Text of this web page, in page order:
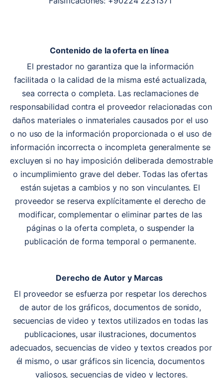
Contenido de la oferta en línea
El prestador no garantiza que la información
facilitada o la calidad de la misma esté actualizada,
sea correcta o completa. Las reclamaciones de
responsabilidad contra el proveedor relacionadas con
daños materiales o inmateriales causados por el uso
o no uso de la información proporcionada o el uso de
información incorrecta o incompleta generalmente se
excluyen si no hay imposición deliberada demostrable
o incumplimiento grave del deber. Todas las ofertas
están sujetas a cambios y no son vinculantes. El
proveedor se reserva explícitamente el derecho de
modificar, complementar o eliminar partes de las
páginas o la oferta completa, o suspender la
publicación de forma temporal o permanente.
Derecho de Autor y Marcas
El proveedor se esfuerza por respetar los derechos
de autor de los gráficos, documentos de sonido,
secuencias de video y textos utilizados en todas las
publicaciones, usar ilustraciones, documentos
adecuados, secuencias de video y textos creados por
él mismo, o usar gráficos sin licencia, documentos
valiosos, secuencias de video y lectores.